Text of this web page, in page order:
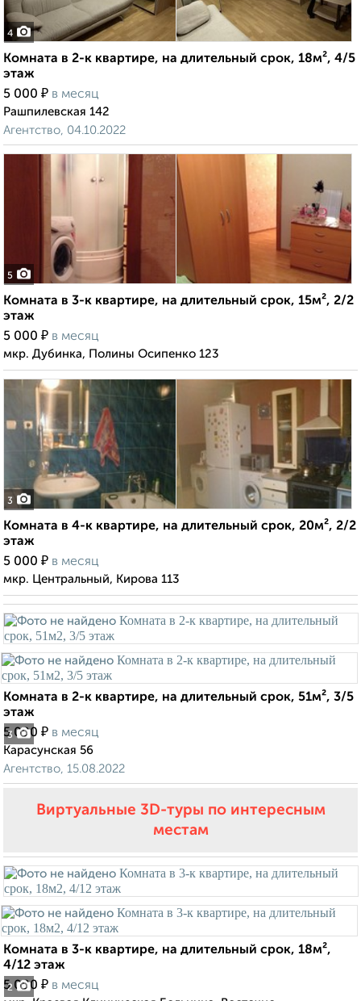
4
Комната в 2-к квартире, на длительный срок, 18м², 4/5
этаж
5 000 ₽ в месяц
Рашпилевская 142
Агентство, 04.10.2022
5
Комната в 3-к квартире, на длительный срок, 15м², 2/2
этаж
5 000 ₽ в месяц
мкр. Дубинка, Полины Осипенко 123
3
Комната в 4-к квартире, на длительный срок, 20м², 2/2
этаж
5 000 ₽ в месяц
мкр. Центральный, Кирова 113
3
Комната в 2-к квартире, на длительный срок, 51м², 3/5
этаж
5 000 ₽ в месяц
Карасунская 56
Агентство, 15.08.2022
Виртуальные 3D-туры по интересным
местам
2
Комната в 3-к квартире, на длительный срок, 18м²,
4/12 этаж
5 000 ₽ в месяц